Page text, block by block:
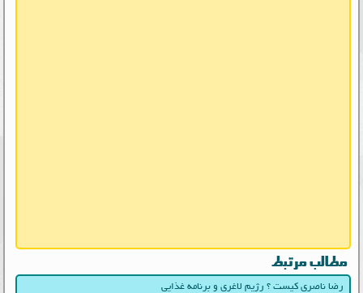
مطالب مرتبط
رضا ناصری کیست ؟ رژیم لاغری و برنامه غذایی